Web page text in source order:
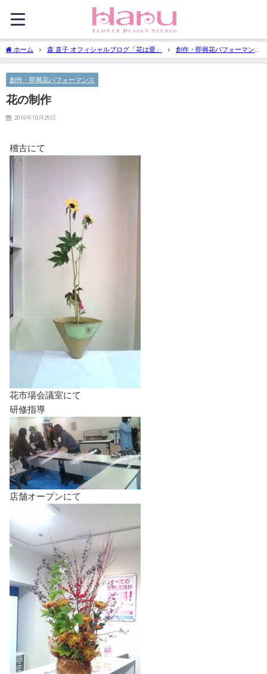
ホーム 森 直子 オフィシャルブログ「花は愛」
創作・即興花パフォーマン
ス
花の制作
創作・即興花パフォーマンス
花の制作
2010年10月29日
稽古にて
花市場会議室にて
研修指導
店舗オープンにて